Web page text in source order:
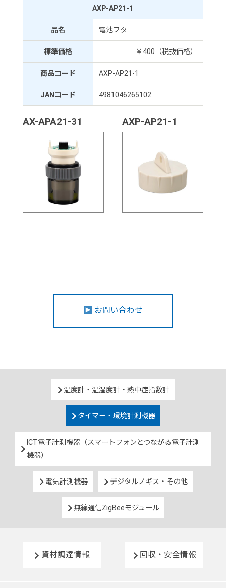
AXP-AP21-1
品名 電池フタ
標準価格 ￥400（税抜価格）
商品コード AXP-AP21-1
JANコード 4981046265102
AX-APA21-31 AXP-AP21-1
お問い合わせ
温度計・温湿度計・熱中症指数計
タイマー・環境計測機器
ICT電子計測機器（スマートフォンとつながる電子計測
機器）
電気計測機器 デジタルノギス・その他
無線通信ZigBeeモジュール
資材調達情報 回収・安全情報